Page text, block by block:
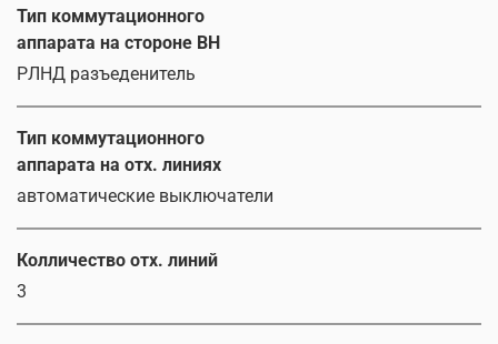
Тип коммутационного
аппарата на стороне ВН
РЛНД разъеденитель
Тип коммутационного
аппарата на отх. линиях
автоматические выключатели
Колличество отх. линий
3